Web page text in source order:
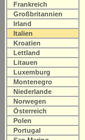
Frankreich
Großbritannien
Irland
Italien
Kroatien
Lettland
Litauen
Luxemburg
Montenegro
Niederlande
Norwegen
Österreich
Polen
Portugal